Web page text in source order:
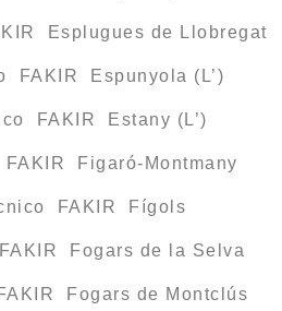
Esplugues de Llobregat
FAKIR Espunyola (L’)
FAKIR Estany (L’)
Figaró-Montmany
FAKIR Fígols
Fogars de la Selva
Fogars de Montclús